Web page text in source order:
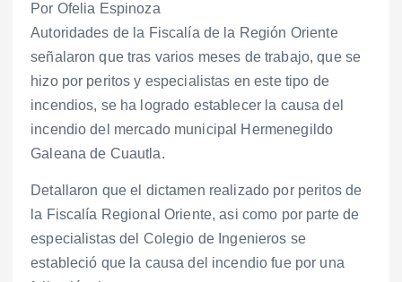
Por Ofelia Espinoza
Autoridades de la Fiscalía de la Región Oriente
señalaron que tras varios meses de trabajo, que se
hizo por peritos y especialistas en este tipo de
incendios, se ha logrado establecer la causa del
incendio del mercado municipal Hermenegildo
Galeana de Cuautla.
Detallaron que el dictamen realizado por peritos de
la Fiscalía Regional Oriente, asi como por parte de
especialistas del Colegio de Ingenieros se
estableció que la causa del incendio fue por una